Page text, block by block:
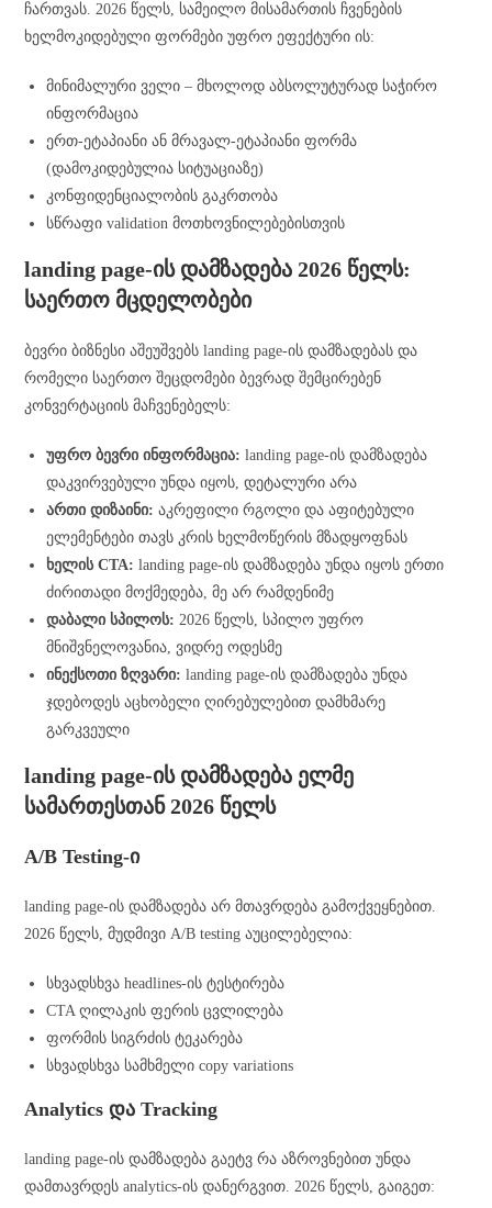
ჩართვას. 2026 წელს, სამეილო მისამართის ჩვენების
ხელმოკიდებული ფორმები უფრო ეფექტური ის:
მინიმალური ველი – მხოლოდ აბსოლუტურად საჭირო
ინფორმაცია
ერთ-ეტაპიანი ან მრავალ-ეტაპიანი ფორმა
(დამოკიდებულია სიტუაციაზე)
კონფიდენციალობის გაკრთობა
სწრაფი validation მოთხოვნილებებისთვის
landing page-ის დამზადება 2026 წელს:
საერთო მცდელობები
ბევრი ბიზნესი აშეუშვებს landing page-ის დამზადებას და
რომელი საერთო შეცდომები ბევრად შემცირებენ
კონვერტაციის მაჩვენებელს:
უფრო ბევრი ინფორმაცია: landing page-ის დამზადება
დაკვირვებული უნდა იყოს, დეტალური არა
ართი დიზაინი: აკრეფილი რგოლი და აფიტებული
ელემენტები თავს კრის ხელმოწერის მზადყოფნას
ხელის CTA: landing page-ის დამზადება უნდა იყოს ერთი
ძირითადი მოქმედება, მე არ რამდენიმე
დაბალი სპილოს: 2026 წელს, სპილო უფრო
მნიშვნელოვანია, ვიდრე ოდესმე
ინექსოთი ზღვარი: landing page-ის დამზადება უნდა
ჯდებოდეს აცხობელი ღირებულებით დამხმარე
გარკვეული
landing page-ის დამზადება ელმე
სამართესთან 2026 წელს
A/B Testing-ი
landing page-ის დამზადება არ მთავრდება გამოქვეყნებით.
2026 წელს, მუდმივი A/B testing აუცილებელია:
სხვადსხვა headlines-ის ტესტირება
CTA ღილაკის ფერის ცვლილება
ფორმის სიგრძის ტეკარება
სხვადსხვა სამხმელი copy variations
Analytics და Tracking
landing page-ის დამზადება გაეტვ რა აზროვნებით უნდა
დამთავრდეს analytics-ის დანერგვით. 2026 წელს, გაიგეთ: